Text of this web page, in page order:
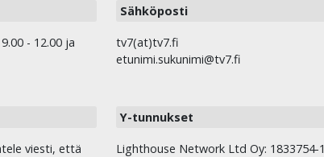
- 12.00 ja
Sähköposti
tv7(at)tv7.fi
etunimi.sukunimi@tv7.fi
viesti, että
Y-tunnukset
Lighthouse Network Ltd Oy: 1833754-1